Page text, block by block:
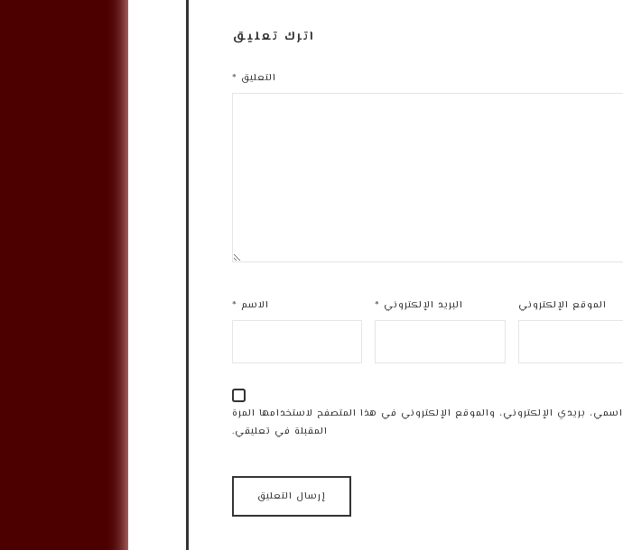
اترك تعليق
التعليق *
الاسم * البريد الإلكتروني * الموقع الإلكتروني
بريدي الإلكتروني، والموقع الإلكتروني في هذا المتصفح لاستخدامها المرة
المقبلة في تعليقي.